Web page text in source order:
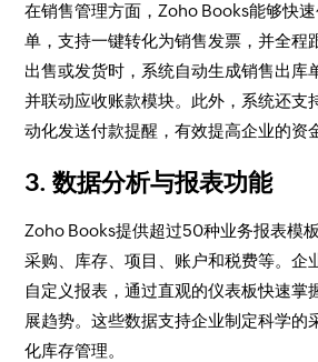
在销售管理方面，Zoho Books能够快
单，支持一键转化为销售发票，并全程
出售或发货时，系统自动生成销售出库
并联动应收账款模块。此外，系统还支
动化发送付款提醒，有效提高企业的资
3. 数据分析与报表功能
Zoho Books提供超过50种业务报表模
采购、库存、项目、账户和税费等。企
自定义报表，通过直观的仪表板快速掌
展趋势。这些数据支持企业制定科学的
化库存管理。